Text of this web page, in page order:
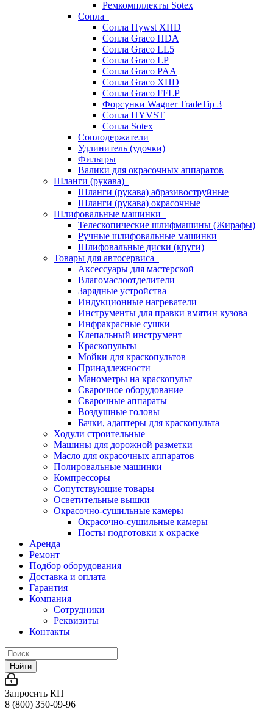
Ремкомпллекты Sotex
Сопла
Сопла Hywst XHD
Сопла Graco HDA
Сопла Graco LL5
Сопла Graco LP
Сопла Graco PAA
Сопла Graco XHD
Сопла Graco FFLP
Форсунки Wagner TradeTip 3
Сопла HYVST
Сопла Sotex
Соплодержатели
Удлинитель (удочки)
Фильтры
Валики для окрасочных аппаратов
Шланги (рукава)
Шланги (рукава) абразивоструйные
Шланги (рукава) окрасочные
Шлифовальные машинки
Телескопические шлифмашины (Жирафы)
Ручные шлифовальные машинки
Шлифовальные диски (круги)
Товары для автосервиса
Аксессуары для мастерской
Влагомаслоотделители
Зарядные устройства
Индукционные нагреватели
Инструменты для правки вмятин кузова
Инфракрасные сушки
Клепальный инструмент
Краскопульты
Мойки для краскопультов
Принадлежности
Манометры на краскопульт
Сварочное оборудование
Сварочные аппараты
Воздушные головы
Бачки, адаптеры для краскопульта
Ходули строительные
Машины для дорожной разметки
Масло для окрасочных аппаратов
Полировальные машинки
Компрессоры
Сопутствующие товары
Осветительные вышки
Окрасочно-сушильные камеры
Окрасочно-сушильные камеры
Посты подготовки к окраске
Аренда
Ремонт
Подбор оборудования
Доставка и оплата
Гарантия
Компания
Сотрудники
Реквизиты
Контакты
Найти
Запросить КП
8 (800) 350-09-96